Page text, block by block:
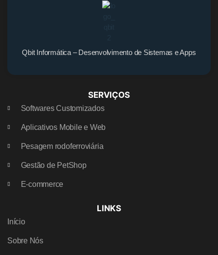
Qbit Informática – Desenvolvimento de Sistemas e Apps
SERVIÇOS
Softwares Customizados
Aplicativos Mobile e Web
Pesagem rodoferroviária
Gestão de PetShop
E-commerce
LINKS
Início
Sobre Nós